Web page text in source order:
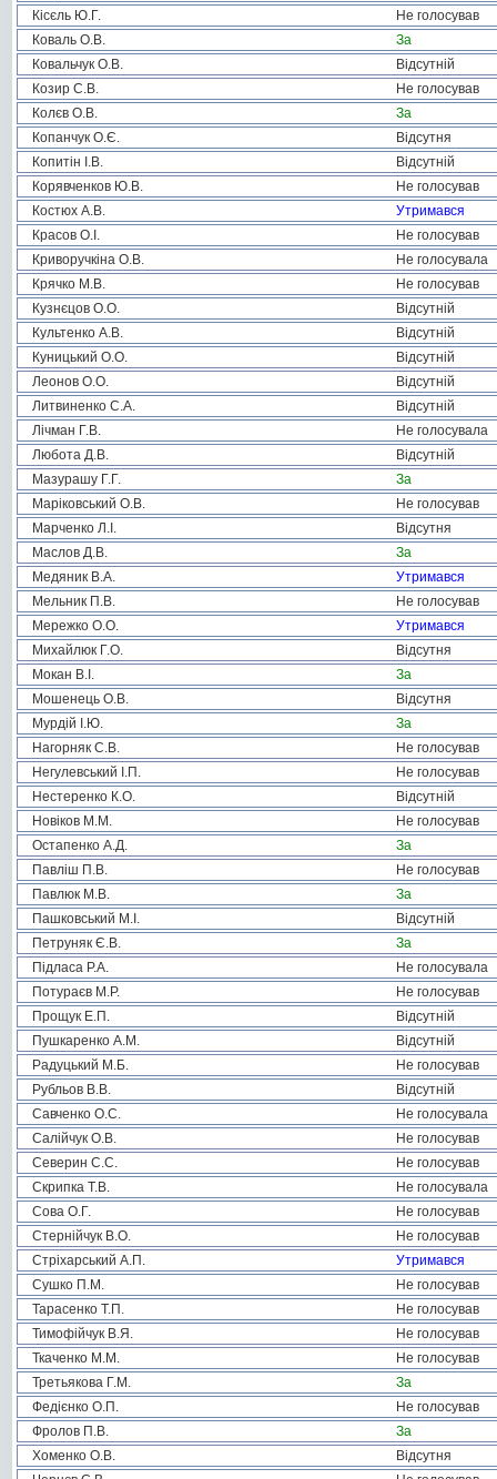
Кісєль Ю.Г.
Не голосував
Коваль О.В.
За
Ковальчук О.В.
Відсутній
Козир С.В.
Не голосував
Колєв О.В.
За
Копанчук О.Є.
Відсутня
Копитін І.В.
Відсутній
Корявченков Ю.В.
Не голосував
Костюх А.В.
Утримався
Красов О.І.
Не голосував
Криворучкіна О.В.
Не голосувала
Крячко М.В.
Не голосував
Кузнєцов О.О.
Відсутній
Культенко А.В.
Відсутній
Куницький О.О.
Відсутній
Леонов О.О.
Відсутній
Литвиненко С.А.
Відсутній
Лічман Г.В.
Не голосувала
Любота Д.В.
Відсутній
Мазурашу Г.Г.
За
Маріковський О.В.
Не голосував
Марченко Л.І.
Відсутня
Маслов Д.В.
За
Медяник В.А.
Утримався
Мельник П.В.
Не голосував
Мережко О.О.
Утримався
Михайлюк Г.О.
Відсутня
Мокан В.І.
За
Мошенець О.В.
Відсутня
Мурдій І.Ю.
За
Нагорняк С.В.
Не голосував
Негулевський І.П.
Не голосував
Нестеренко К.О.
Відсутній
Новіков М.М.
Не голосував
Остапенко А.Д.
За
Павліш П.В.
Не голосував
Павлюк М.В.
За
Пашковський М.І.
Відсутній
Петруняк Є.В.
За
Підласа Р.А.
Не голосувала
Потураєв М.Р.
Не голосував
Прощук Е.П.
Відсутній
Пушкаренко А.М.
Відсутній
Радуцький М.Б.
Не голосував
Рубльов В.В.
Відсутній
Савченко О.С.
Не голосувала
Салійчук О.В.
Не голосував
Северин С.С.
Не голосував
Скрипка Т.В.
Не голосувала
Сова О.Г.
Не голосував
Стернійчук В.О.
Не голосував
Стріхарський А.П.
Утримався
Сушко П.М.
Не голосував
Тарасенко Т.П.
Не голосував
Тимофійчук В.Я.
Не голосував
Ткаченко М.М.
Не голосував
Третьякова Г.М.
За
Федієнко О.П.
Не голосував
Фролов П.В.
За
Хоменко О.В.
Відсутня